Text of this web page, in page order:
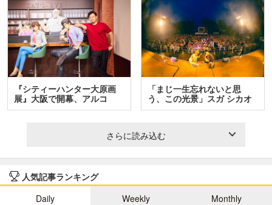
『シティーハンター大原画
展』大阪で開幕、アルコ
＆…
「まじ一生忘れないと思
う、この光景」スガ シカオ
と…
さらに読み込む
人気記事ランキング
Daily
Weekly Monthly